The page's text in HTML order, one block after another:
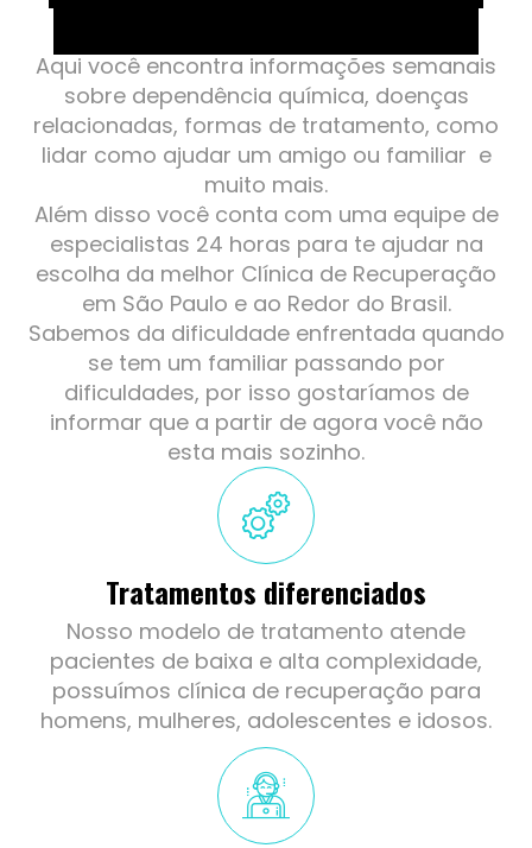
Aqui você encontra informações semanais
sobre dependência química, doenças
relacionadas, formas de tratamento, como
lidar como ajudar um amigo ou familiar e
muito mais.
Além disso você conta com uma equipe de
especialistas 24 horas para te ajudar na
escolha da melhor Clínica de Recuperação
em São Paulo e ao Redor do Brasil.
Sabemos da dificuldade enfrentada quando
se tem um familiar passando por
dificuldades, por isso gostaríamos de
informar que a partir de agora você não
esta mais sozinho.
Tratamentos diferenciados
Nosso modelo de tratamento atende
pacientes de baixa e alta complexidade,
possuímos clínica de recuperação para
homens, mulheres, adolescentes e idosos.